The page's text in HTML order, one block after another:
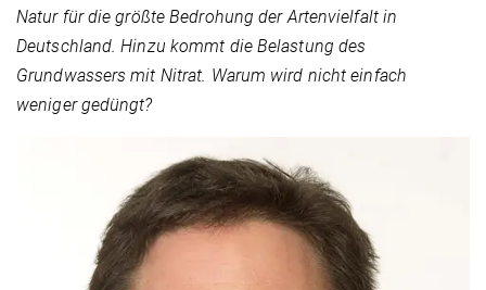
Natur für die größte Bedrohung der Artenvielfalt in
Deutschland. Hinzu kommt die Belastung des
Grundwassers mit Nitrat. Warum wird nicht einfach
weniger gedüngt?